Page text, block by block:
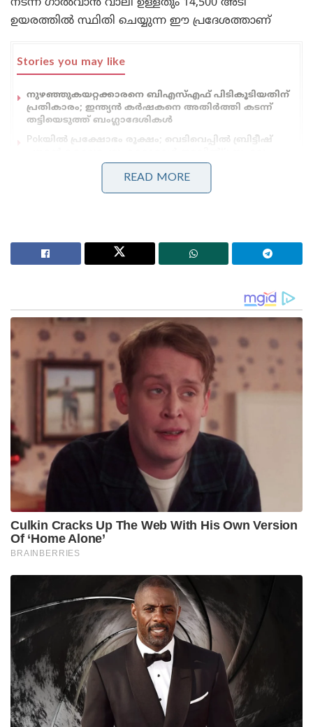
ഉയരത്തിൽ സ്ഥിതി ചെയ്യുന്ന ഈ പ്രദേശത്താണ്
Stories you may like
നുഴഞ്ഞുകയറ്റക്കാരനെ ബിഎസ്എഫ് പിടികൂടിയതിന്
പ്രതികാരം; ഇന്ത്യൻ കർഷകനെ അതിർത്തി കടന്ന്
തട്ടിയെടുത്ത് ബംഗ്ലാദേശികൾ
Pokയിൽ പ്രക്ഷോഭം രൂക്ഷം; വെടിവെപ്പിൽ ബ്രിട്ടീഷ്
മറച്ചുവെക്കാൻ പാകിസ്താൻ; നയതന്ത്ര ഇടപെടൽ
വിന്യസിച്ചിരിക്കുന്നത്. നേരത്തെ പറഞ്ഞത് പോലെ
14,500 അടി ഉയരത്തിൽ ടാങ്കുകൾ വിന്യസിക്കുമ്പോൾ,
എന്നാൽ ഇതിനു ഒരു പരിഹാരവുമായി
രംഗത്തെത്തിയിരിക്കുകയാണ് ഇന്ത്യൻ സൈന്യം.
കിഴക്കൻ ലഡാക്കിൽ വിന്യസിച്ചിരിക്കുന്ന 500-ലധികം
ടാങ്കുകളെയും കാലാൾപ്പട യുദ്ധ വാഹനങ്ങളും
സംരക്ഷിക്കുന്നതിനായി ലോകത്തിലെ ഏറ്റവും
ഉയരത്തിലുള്ള രണ്ട് ടാങ്ക് റിപ്പയർ സൗകര്യങ്ങൾ
ഇന്ത്യയുടെ പ്രദേശങ്ങളിൽ സ്ഥാപിച്ചാണ് ഇന്ത്യൻ
സൈന്യം റെക്കോർഡ് സൃഷ്ടിച്ചത്.
രണ്ട് ടാങ്ക് റിപ്പയർ സൗകര്യങ്ങൾ സ്ഥാപിച്ചതിൽ
എന്താണ് ഇത്ര വലിയ കൊട്ടിഘോഷിക്കാനുള്ളത് എന്ന്
ചോദിയ്ക്കാൻ വരട്ടെ. അല്പം കാര്യമുണ്ട്
2020 ഏപ്രിൽ-മെയ് മാസങ്ങളിൽ ഇന്ത്യയും ചൈനയും
തമ്മിലുള്ള തർക്കം ആരംഭിച്ചതിന് ശേഷം കിഴക്കൻ
ലഡാക്കിൽ ധാരാളം ടാങ്കുകളും ബിഎംപി കോംബാറ്റ്
വാഹനങ്ങളും ക്വിക്ക് റിയാക്ഷൻ ഫൈറ്റിംഗ്
വെഹിക്കിളുകൾ പോലുള്ള ഇന്ത്യൻ നിർമ്മിത
കവചിത വാഹനങ്ങളും ഭാരതം വിന്യസിച്ചിട്ടുണ്ട്.
എന്തെങ്കിലും ചെറിയ അറ്റകുറ്റപ്പണികൾക്കു വേണ്ടി
പോലും അവ താഴോട്ടേക്ക് തിരികെ കൊണ്ടുവരുന്നത്
പോലും വളരെ ബുദ്ധിമുട്ടാണ്,” ഇന്ത്യൻ ആർമി
READ MORE